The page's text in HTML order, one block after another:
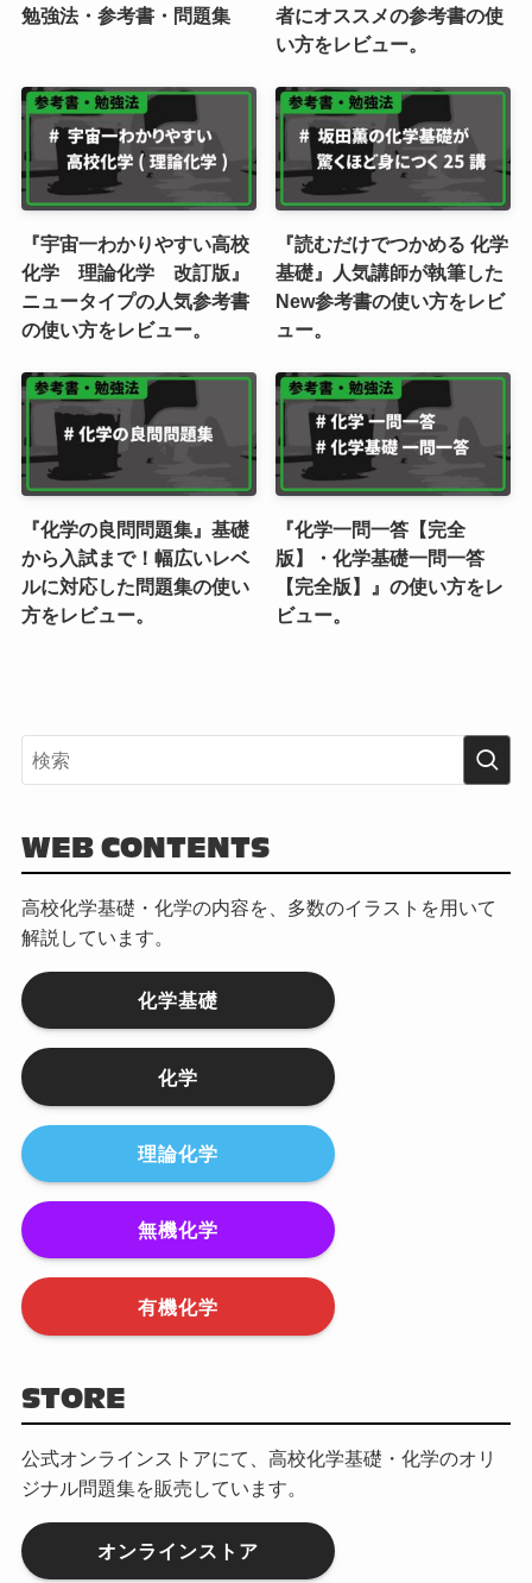
勉強法・参考書・問題集
者にオススメの参考書の使
い方をレビュー。
『宇宙一わかりやすい高校
化学 理論化学 改訂版』
ニュータイプの人気参考書
の使い方をレビュー。
『読むだけでつかめる 化学
基礎』人気講師が執筆した
New参考書の使い方をレビ
ュー。
『化学の良問問題集』基礎
から入試まで！幅広いレベ
ルに対応した問題集の使い
方をレビュー。
『化学一問一答【完全
版】・化学基礎一問一答
【完全版】』の使い方をレ
ビュー。
WEB CONTENTS
高校化学基礎・化学の内容を、多数のイラストを用いて
解説しています。
化学基礎
化学
理論化学
無機化学
有機化学
STORE
公式オンラインストアにて、高校化学基礎・化学のオリ
ジナル問題集を販売しています。
オンラインストア